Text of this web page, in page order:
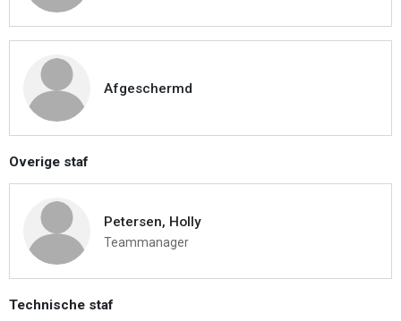
Afgeschermd
Overige staf
Petersen, Holly
Teammanager
Technische staf